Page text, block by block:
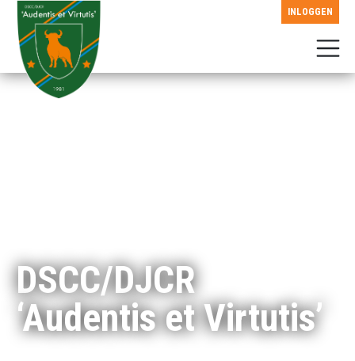
INLOGGEN
DSCC/DJCR
‘Audentis et Virtutis’